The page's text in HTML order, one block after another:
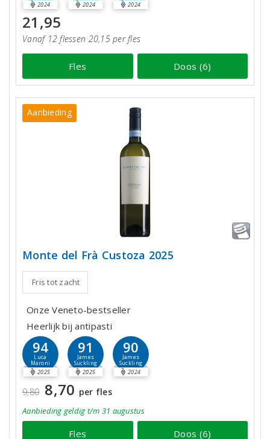
2024 2024 2024
21,95
Vanaf 12 flessen 20,15 per fles
Fles Doos (6)
Aanbieding
Monte del Frà Custoza 2025
Fris tot zacht
Onze Veneto-bestseller
Heerlijk bij antipasti
94
Luca
Maroni
2025
91
James
Suckling
2025
90
James
Suckling
2024
9,80 8,70 per fles
Aanbieding geldig t/m 31 augustus
Fles Doos (6)